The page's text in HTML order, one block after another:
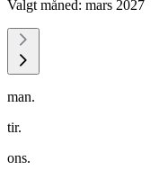
Valgt måned: mars 2027
man.
tir.
ons.